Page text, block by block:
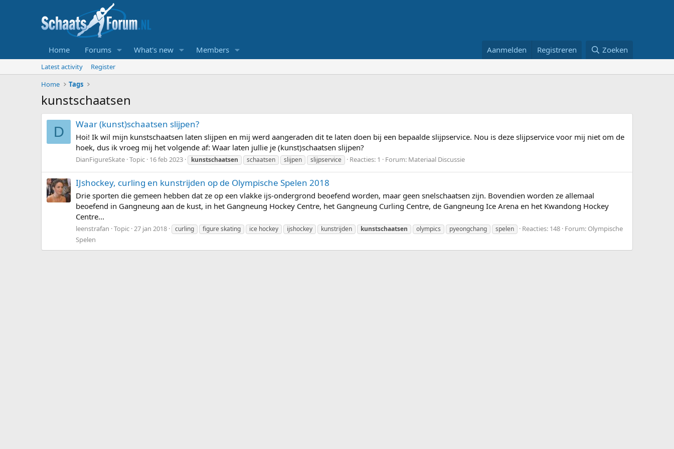
Home Forums What's new Members Aanmelden Registreren Zoeken
Latest activity
Register
Home
Tags
kunstschaatsen
D Waar (kunst)schaatsen slijpen?
Hoi! Ik wil mijn kunstschaatsen laten slijpen en mij werd aangeraden dit te laten doen bij een bepaalde slijpservice. Nou is deze slijpservice voor mij niet om de
hoek, dus ik vroeg mij het volgende af: Waar laten jullie je (kunst)schaatsen slijpen?
DianFigureSkate Topic 16 feb 2023 kunstschaatsen schaatsen slijpen slijpservice Reacties: 1 Forum: Materiaal Discussie
IJshockey, curling en kunstrijden op de Olympische Spelen 2018
Drie sporten die gemeen hebben dat ze op een vlakke ijs-ondergrond beoefend worden, maar geen snelschaatsen zijn. Bovendien worden ze allemaal
beoefend in Gangneung aan de kust, in het Gangneung Hockey Centre, het Gangneung Curling Centre, de Gangneung Ice Arena en het Kwandong Hockey
Centre...
leenstrafan Topic 27 jan 2018 curling figure skating ice hockey ijshockey kunstrijden kunstschaatsen olympics pyeongchang spelen Reacties: 148 Forum: Olympische
Spelen